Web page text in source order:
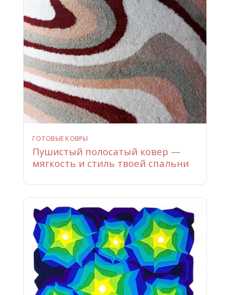
ГОТОВЫЕ КОВРЫ
Пушистый полосатый ковер —
мягкость и стиль твоей спальни